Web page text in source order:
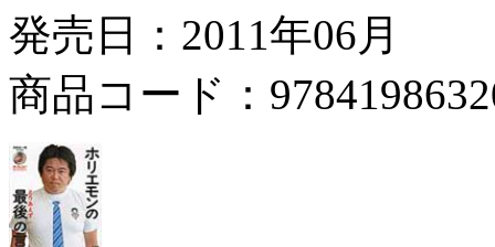
発売日：2011年06月
商品コード：